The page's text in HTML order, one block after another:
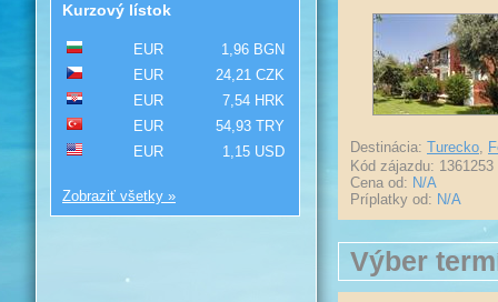
Destinácia: Turecko,
Kód zájazdu: 1361253
Cena od: N/A
Príplatky od: N/A
Výber
Kurzový lístok
EUR
1,96 BGN
EUR
24,21 CZK
EUR
7,54 HRK
EUR
54,93 TRY
EUR
1,15 USD
Zobraziť všetky »